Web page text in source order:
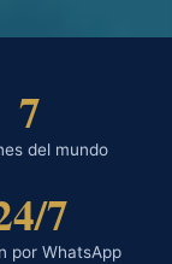
7
del mundo
7
por WhatsApp